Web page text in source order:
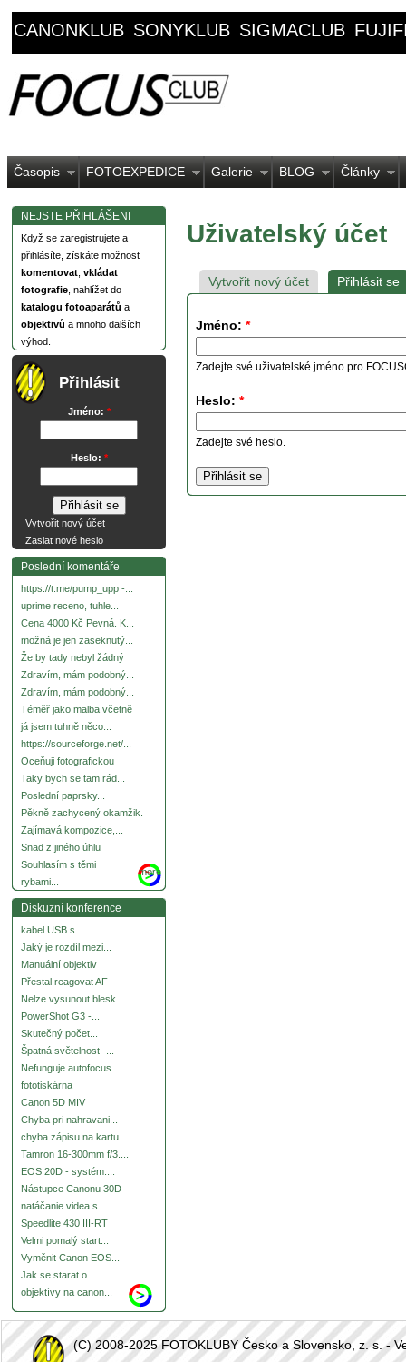
CANONKLUB SONYKLUB SIGMACLUB
Časopis FOTOEXPEDICE Galerie BLOG Články
NEJSTE PŘIHLÁŠENI
Když se zaregistrujete a
přihlásíte, získáte možnost
komentovat vkládat
fotografie , nahlížet do
katalogu fotoaparátů a
objektivů a mnoho dalších
výhod.
Přihlásit
Jméno: *
Heslo: *
Vytvořit nový účet
Zaslat nové heslo
Poslední komentáře
https://t.me/pump_upp -...
uprime receno, tuhle...
Cena 4000 Kč Pevná. K...
možná je jen zaseknutý...
Že by tady nebyl žádný
Zdravím, mám podobný...
Zdravím, mám podobný...
Téměř jako malba včetně
já jsem tuhně něco...
https://sourceforge.net/...
Oceňuji fotografickou
Taky bych se tam rád...
Poslední paprsky...
Pěkně zachycený okamžik.
Zajímavá kompozice,...
Snad z jiného úhlu
Souhlasím s těmi
rybami...
more
Diskuzní konference
kabel USB s...
Jaký je rozdíl mezi...
Manuální objektiv
Přestal reagovat AF
Nelze vysunout blesk
PowerShot G3 -...
Skutečný počet...
Špatná světelnost -...
Nefunguje autofocus...
fototiskárna
Canon 5D MIV
Chyba pri nahravani...
chyba zápisu na kartu
Tamron 16-300mm f/3....
EOS 20D - systém....
Nástupce Canonu 30D
natáčanie videa s...
Speedlite 430 III-RT
Velmi pomalý start...
Vyměnit Canon EOS...
Jak se starat o...
objektívy na canon...
Uživatelský účet
Vytvořit nový účet Přihlásit se
Jméno: *
Zadejte své uživatelské jméno pro
Heslo: *
Zadejte své heslo.
(C) 2008-2025 FOTOKLUBY Česko a Slovensko, z. s. -